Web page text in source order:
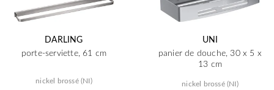
DARLING
porte-serviette, 61 cm
nickel brossé (NI)
UNI
panier de douche, 30 x 5 x
13 cm
nickel brossé (NI)